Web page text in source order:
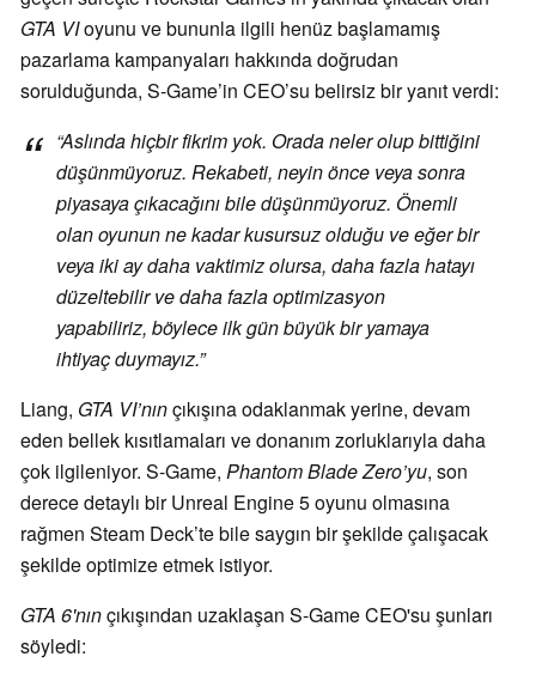
GTA VIoyunu ve bununla ilgili henüz başlamamış
pazarlama kampanyaları hakkında doğrudan
sorulduğunda, S-Game’in CEO’su belirsiz bir yanıt verdi:
“Aslında hiçbir fikrim yok. Orada neler olup bittiğini
düşünmüyoruz. Rekabeti, neyin önce veya sonra
piyasaya çıkacağını bile düşünmüyoruz. Önemli
olan oyunun ne kadar kusursuz olduğu ve eğer bir
veya iki ay daha vaktimiz olursa, daha fazla hatayı
düzeltebilir ve daha fazla optimizasyon
yapabiliriz, böylece ilk gün büyük bir yamaya
ihtiyaç duymayız.”
Liang, GTA VI’nınçıkışına odaklanmak yerine, devam
eden bellek kısıtlamaları ve donanım zorluklarıyla daha
çok ilgileniyor. S-Game, Phantom Blade Zero’yu, son
derece detaylı bir Unreal Engine 5 oyunu olmasına
rağmen Steam Deck’te bile saygın bir şekilde çalışacak
şekilde optimize etmek istiyor.
GTA 6'nınçıkışından uzaklaşan S-Game CEO'su şunları
söyledi: